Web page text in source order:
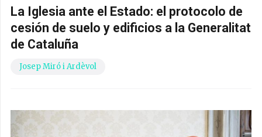
La Iglesia ante el Estado: el protocolo de
cesión de suelo y edificios a la Generalitat
de Cataluña
Josep Miró i Ardèvol